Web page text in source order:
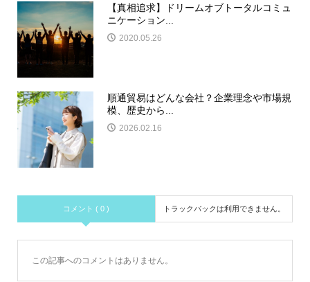
【真相追求】ドリームオブトータルコミュ
ニケーション...
2020.05.26
順通貿易はどんな会社？企業理念や市場規
模、歴史から...
2026.02.16
コメント ( 0 ) トラックバックは利用できません。
この記事へのコメントはありません。